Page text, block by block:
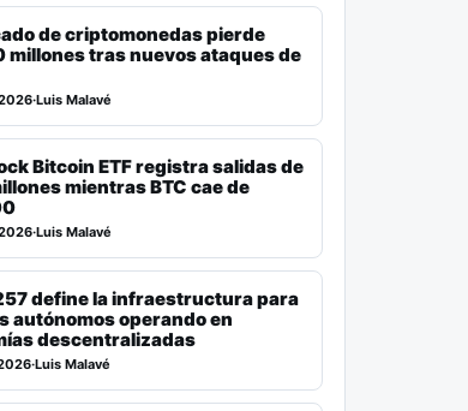
de criptomonedas pierde
tras nuevos ataques de
·Luis Malavé
Bitcoin ETF registra salidas de
mientras BTC cae de
·Luis Malavé
define la infraestructura para
autónomos operando en
descentralizadas
·Luis Malavé